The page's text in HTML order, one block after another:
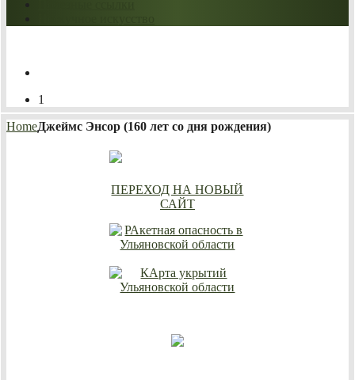
1
HomeДжеймс Энсор (160 лет со дня рождения)
ПЕРЕХОД НА НОВЫЙ
САЙТ